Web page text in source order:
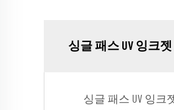
싱글 패스 UV 잉크
싱글 패스 UV 잉